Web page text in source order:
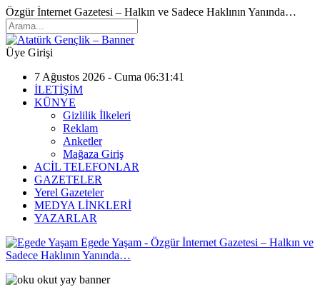
Özgür İnternet Gazetesi – Halkın ve Sadece Haklının Yanında…
Üye Girişi
7 Ağustos 2026 - Cuma 06:31:41
İLETİŞİM
KÜNYE
Gizlilik İlkeleri
Reklam
Anketler
Mağaza Giriş
ACİL TELEFONLAR
GAZETELER
Yerel Gazeteler
MEDYA LİNKLERİ
YAZARLAR
Egede Yaşam - Özgür İnternet Gazetesi – Halkın ve
Sadece Haklının Yanında…